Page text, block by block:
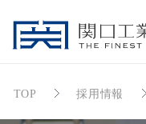
TOP 採用情報